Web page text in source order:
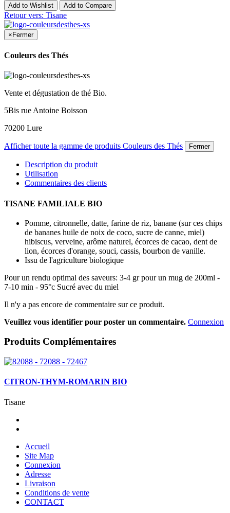
Add to Wishlist
Add to Compare
Retour vers: Tisane
×Fermer
Couleurs des Thés
Vente et dégustation de thé Bio.
5Bis rue Antoine Boisson
70200 Lure
Afficher toute la gamme de produits Couleurs des Thés Fermer
Description du produit
Utilisation
Commentaires des clients
TISANE FAMILIALE BIO
Pomme, citronnelle, datte, farine de riz, banane (sur ces chips
de bananes huile de noix de coco, sucre de canne, miel)
hibiscus, verveine, arôme naturel, écorces de cacao, dent de
lion, écorces d'orange, souci, cassis, bourbon de vanille.
Issu de l'agriculture biologique
Pour un rendu optimal des saveurs: 3-4 gr pour un mug de 200ml -
7-10 min - 95°c Sucré avec du miel
Il n'y a pas encore de commentaire sur ce produit.
Veuillez vous identifier pour poster un commentaire. Connexion
Produits Complémentaires
CITRON-THYM-ROMARIN BIO
Tisane
Accueil
Site Map
Connexion
Adresse
Livraison
Conditions de vente
CONTACT